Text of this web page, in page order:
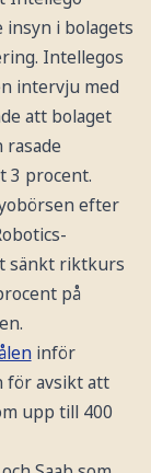
insyn i bolagets
Intellegos
intervju med
att bolaget
3 procent.
efter
sänkt riktkurs
på
inför
för avsikt att
upp till 400